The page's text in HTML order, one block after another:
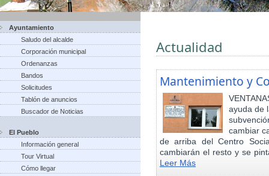
Ayuntamiento
Saludo del alcalde
Corporación municipal
Ordenanzas
Bandos
Solicitudes
Tablón de anuncios
Buscador de Noticias
El Pueblo
Información general
Tour Virtual
Cómo llegar
Actualidad
Mantenimiento y
ayuda de
cambiar
de arriba del Centro
cambiarán el resto y se
Leer Más